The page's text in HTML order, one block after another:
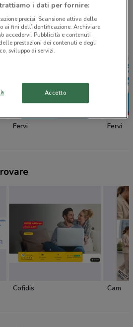
Fervi Fervi
Cofidis Cam
i dati per fornire:
precisi. Scansione attiva delle
ai fini dell’identificazione. Archiviare
accedervi. Pubblicità e contenuti
prestazioni dei contenuti e degli
sviluppo di servizi.
Accetto